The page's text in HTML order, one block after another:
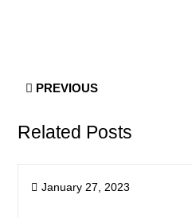
PREVIOUS
Related Posts
January 27, 2023